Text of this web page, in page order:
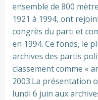
ensemble de 800
1921 à 1994, ont
congrès du parti et
en 1994. Ce fonds, le
archives des partis
classement comme «
2003.La présentation
lundi 6 juin aux